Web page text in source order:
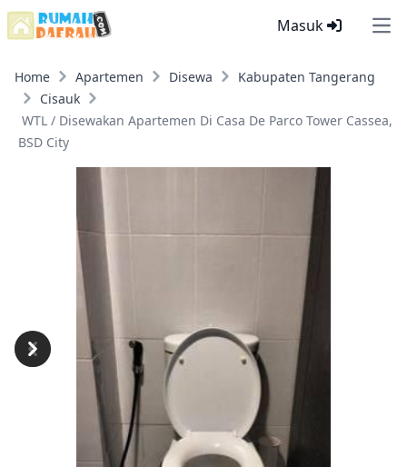
Masuk
Home Apartemen Disewa
Kabupaten Tangerang
Cisauk
WTL / Disewakan Apartemen Di Casa De Parco Tower Cassea,
BSD City
Previous
Next